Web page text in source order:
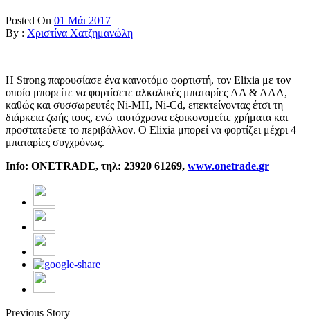
Posted On 01 Μάι 2017
By : Χριστίνα Χατζημανώλη
Η Strong παρουσίασε ένα καινοτόμο φορτιστή, τον Elixia με τον
οποίο μπορείτε να φορτίσετε αλκαλικές μπαταρίες AA & AAA,
καθώς και συσσωρευτές Ni-MH, Ni-Cd, επεκτείνοντας έτσι τη
διάρκεια ζωής τους, ενώ ταυτόχρονα εξοικονομείτε χρήματα και
προστατεύετε το περιβάλλον. Ο Elixia μπορεί να φορτίζει μέχρι 4
μπαταρίες συγχρόνως.
Info: ONETRADE, τηλ: 23920 61269, www.onetrade.gr
Previous Story